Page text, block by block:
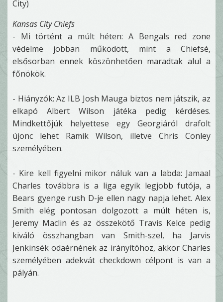
City)
Kansas City Chiefs
- Mi történt a múlt héten: A Bengals red zone
védelme jobban működött, mint a Chiefsé,
elsősorban ennek köszönhetően maradtak alul a
főnökök.
- Hiányzók: Az ILB Josh Mauga biztos nem játszik, az
elkapó Albert Wilson játéka pedig kérdéses.
Mindkettőjük helyettese egy Georgiáról drafolt
újonc lehet Ramik Wilson, illetve Chris Conley
személyében.
- Kire kell figyelni mikor náluk van a labda: Jamaal
Charles továbbra is a liga egyik legjobb futója, a
Bears gyenge rush D-je ellen nagy napja lehet. Alex
Smith elég pontosan dolgozott a múlt héten is,
Jeremy Maclin és az összekötő Travis Kelce pedig
kiváló összhangban van Smith-szel, ha Jarvis
Jenkinsék odaérnének az irányítóhoz, akkor Charles
személyében adekvát checkdown célpont is van a
pályán.